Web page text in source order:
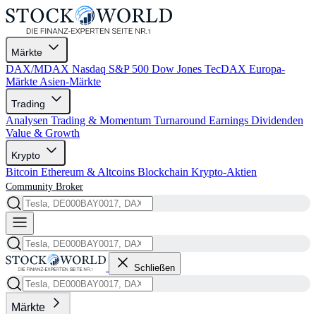
Märkte
DAX/MDAX Nasdaq S&P 500 Dow Jones TecDAX Europa-
Märkte Asien-Märkte
Trading
Analysen Trading & Momentum Turnaround Earnings Dividenden
Value & Growth
Krypto
Bitcoin Ethereum & Altcoins Blockchain Krypto-Aktien
Community Broker
Schließen
Märkte